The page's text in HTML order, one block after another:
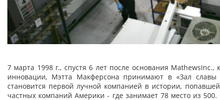
7 марта 1998 г., спустя 6 лет после основания
инновации, Мэтта Макферсона принимают в «Зал славы
становится первой лучной компанией в истории,
частных компаний Америки - где занимает 78 место из